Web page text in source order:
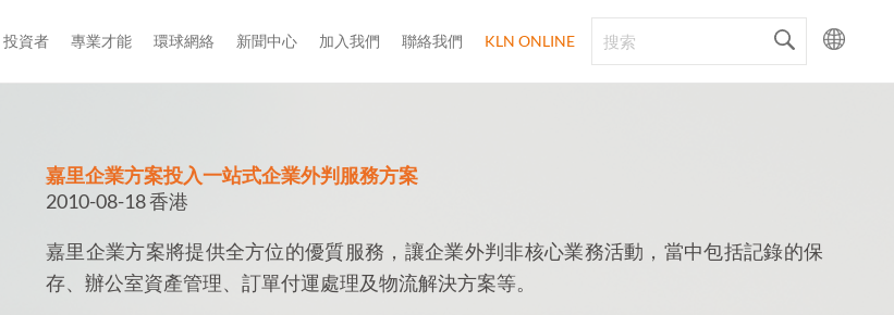
投資者 專業才能 環球網絡 新聞中心 加入我們 聯絡我們 KLN ONLINE
嘉里企業方案投入一站式企業外判服務方案
2010-08-18 香港
嘉里企業方案將提供全方位的優質服務，讓企業外判非核心業務活動，當中包括記錄的保
存、辦公室資產管理、訂單付運處理及物流解決方案等。